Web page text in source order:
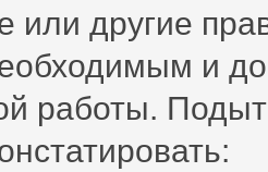
или другие
и
работы.